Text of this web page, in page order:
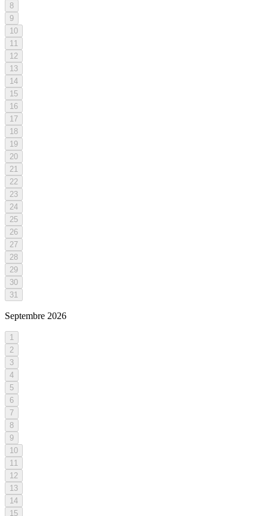
8
9
10
11
12
13
14
15
16
17
18
19
20
21
22
23
24
25
26
27
28
29
30
31
Septembre 2026
1
2
3
4
5
6
7
8
9
10
11
12
13
14
15